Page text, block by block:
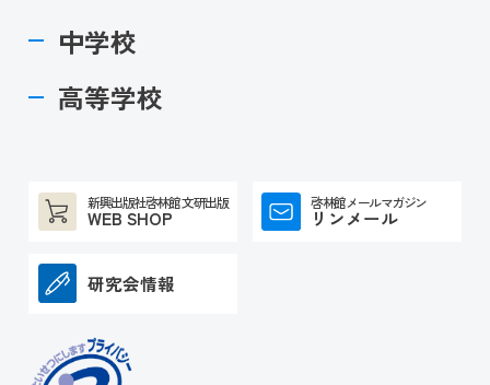
中学校
高等学校
新興出版社啓林館 文研出版
WEB SHOP
啓林館メールマガジン
リンメール
研究会情報